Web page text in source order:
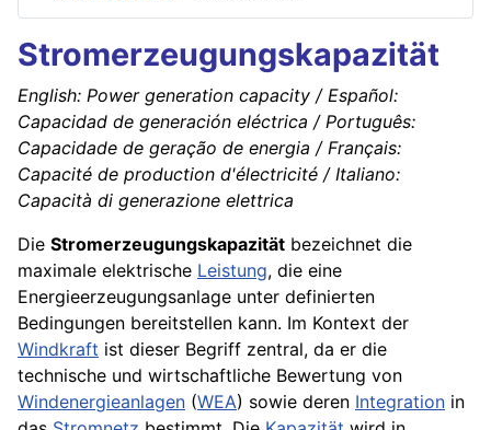
Stromerzeugungskapazität
English: Power generation capacity / Español:
Capacidad de generación eléctrica / Português:
Capacidade de geração de energia / Français:
Capacité de production d'électricité / Italiano:
Capacità di generazione elettrica
Die Stromerzeugungskapazität bezeichnet die
maximale elektrische Leistung, die eine
Energieerzeugungsanlage unter definierten
Bedingungen bereitstellen kann. Im Kontext der
Windkraft ist dieser Begriff zentral, da er die
technische und wirtschaftliche Bewertung von
Windenergieanlagen (WEA) sowie deren Integration in